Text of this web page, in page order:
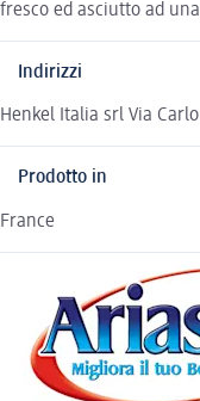
fresco ed asciutto ad
Indirizzi
Henkel Italia srl Via
Prodotto in
France